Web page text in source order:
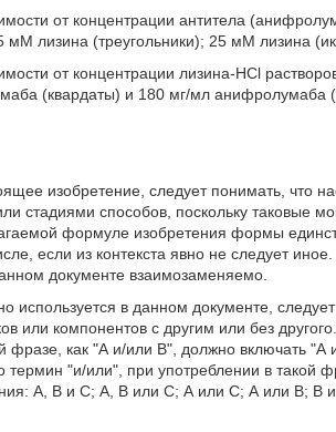
от концентрации антитела
лизина (треугольники); 25 мМ лизина
от концентрации лизина-HCl
(квардаты) и 180 мг/мл анифролумаба
изобретение, следует понимать, что
стадиями способов, поскольку таковые
формуле изобретения формы
если из контекста явно не следует
документе взаимозаменяемо.
в данном документе, следует
или компонентов с другим или без
фразе, как "А и/или В", должно включать
термин "и/или", при употреблении в такой
А, В и С; А, В или С; А или С; А или В;